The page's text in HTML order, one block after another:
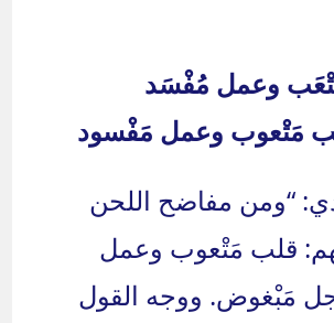
وعمل مُفْسَد
مَتْعوب وعمل مَفْسود
“ومن مفاضح اللحن
قلب مَتْعوب وعمل
مَبْغوض. ووجه القول